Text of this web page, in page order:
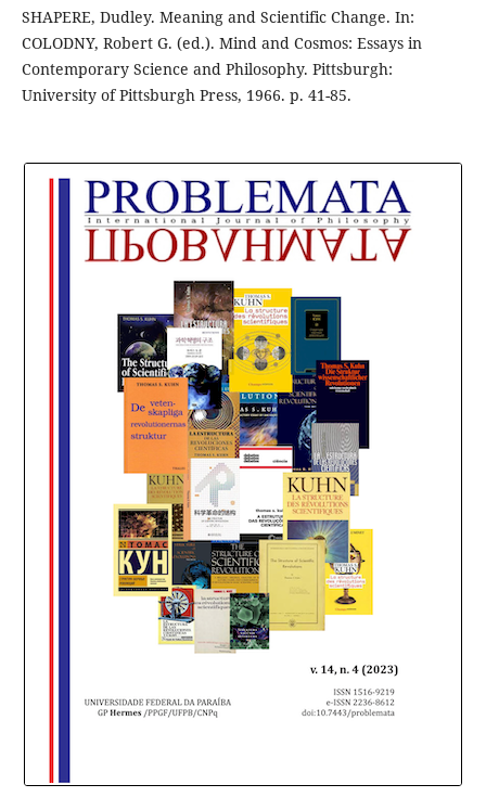
SHAPERE, Dudley. Meaning and Scientific Change. In:
COLODNY, Robert G. (ed.). Mind and Cosmos: Essays in
Contemporary Science and Philosophy. Pittsburgh:
University of Pittsburgh Press, 1966. p. 41-85.